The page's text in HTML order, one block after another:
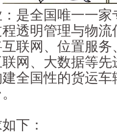
全国唯一一家
透明管理与物
联网、位置服
网、大数据等
全国性的货运
下：